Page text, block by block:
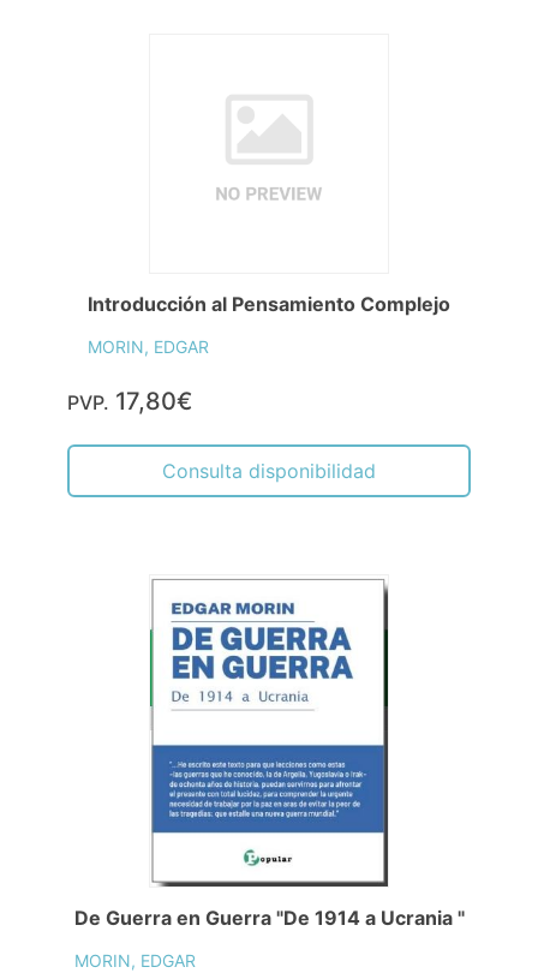
Introducción al Pensamiento Complejo
MORIN, EDGAR
PVP. 17,80€
Consulta disponibilidad
De Guerra en Guerra "De 1914 a Ucrania "
MORIN, EDGAR